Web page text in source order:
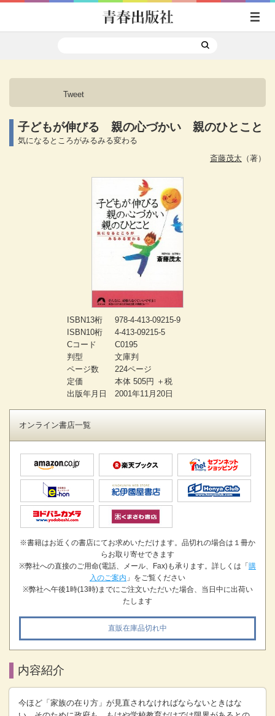
Tweet
子どもが伸びる 親の心づかい 親のひとこと
気になるところがみるみる変わる
斎藤茂太 （著）
ISBN13桁
978-4-413-09215-9
ISBN10桁
4-413-09215-5
Cコード
C0195
判型
文庫判
ページ数
224ページ
定価
本体 505円 ＋税
出版年月日
2001年11月20日
オンライン書店一覧
※書籍はお近くの書店にてお求めいただけます。品切れの場合は１冊か
らお取り寄せできます
※弊社への直接のご用命(電話、メール、Fax)も承ります。詳しくは「 購
入のご案内 」をご覧ください
※弊社へ午後1時(13時)までにご注文いただいた場合、当日中に出荷い
たします
直販在庫品切れ中
内容紹介
今ほど「家族の在り方」が見直されなければならないときはな